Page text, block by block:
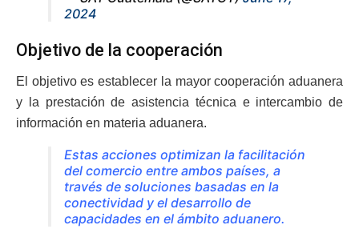
2024
Objetivo de la cooperación
El objetivo es establecer la mayor cooperación aduanera
y la prestación de asistencia técnica e intercambio de
información en materia aduanera.
Estas acciones optimizan la facilitación
del comercio entre ambos países, a
través de soluciones basadas en la
conectividad y el desarrollo de
capacidades en el ámbito aduanero.